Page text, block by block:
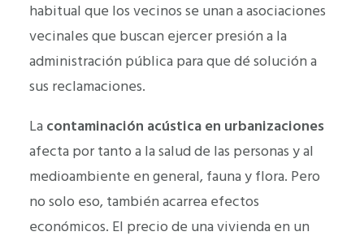
habitual que los vecinos se unan a asociaciones
vecinales que buscan ejercer presión a la
administración pública para que dé solución a
sus reclamaciones.
La contaminación acústica en urbanizaciones
afecta por tanto a la salud de las personas y al
medioambiente en general, fauna y flora. Pero
no solo eso, también acarrea efectos
económicos. El precio de una vivienda en un